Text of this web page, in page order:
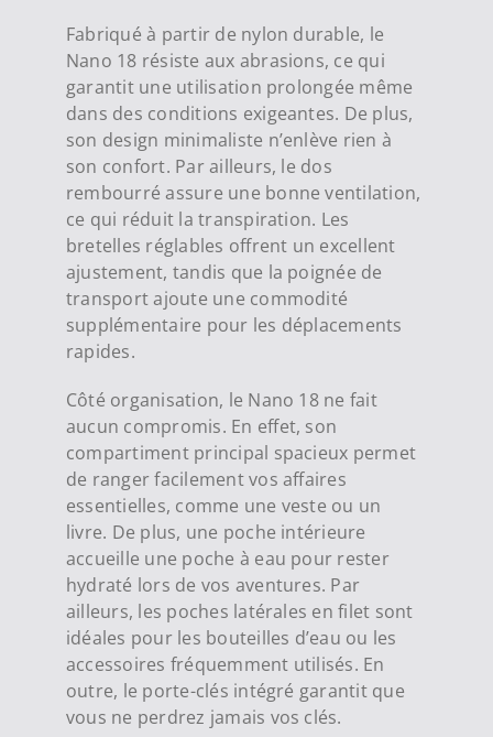
Fabriqué à partir de nylon durable, le
Nano 18 résiste aux abrasions, ce qui
garantit une utilisation prolongée même
dans des conditions exigeantes. De plus,
son design minimaliste n’enlève rien à
son confort. Par ailleurs, le dos
rembourré assure une bonne ventilation,
ce qui réduit la transpiration. Les
bretelles réglables offrent un excellent
ajustement, tandis que la poignée de
transport ajoute une commodité
supplémentaire pour les déplacements
rapides.
Côté organisation, le Nano 18 ne fait
aucun compromis. En effet, son
compartiment principal spacieux permet
de ranger facilement vos affaires
essentielles, comme une veste ou un
livre. De plus, une poche intérieure
accueille une poche à eau pour rester
hydraté lors de vos aventures. Par
ailleurs, les poches latérales en filet sont
idéales pour les bouteilles d’eau ou les
accessoires fréquemment utilisés. En
outre, le porte-clés intégré garantit que
vous ne perdrez jamais vos clés.